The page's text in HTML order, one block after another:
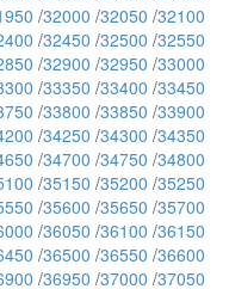
/32000 /32050 /32100
/32450 /32500 /32550
/32900 /32950 /33000
/33350 /33400 /33450
/33800 /33850 /33900
/34250 /34300 /34350
/34700 /34750 /34800
/35150 /35200 /35250
/35600 /35650 /35700
/36050 /36100 /36150
/36500 /36550 /36600
/36950 /37000 /37050